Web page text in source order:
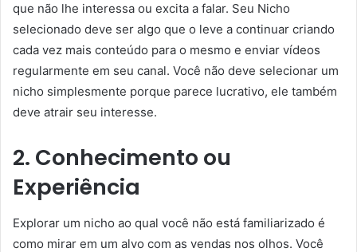
que não lhe interessa ou excita a falar. Seu Nicho
selecionado deve ser algo que o leve a continuar criando
cada vez mais conteúdo para o mesmo e enviar vídeos
regularmente em seu canal. Você não deve selecionar um
nicho simplesmente porque parece lucrativo, ele também
deve atrair seu interesse.
2. Conhecimento ou
Experiência
Explorar um nicho ao qual você não está familiarizado é
como mirar em um alvo com as vendas nos olhos. Você